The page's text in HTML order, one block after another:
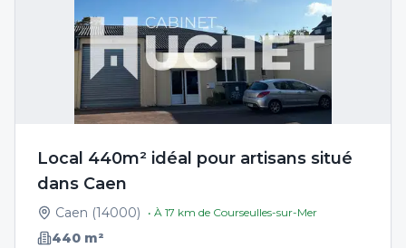
Local 440m² idéal pour artisans situé
dans Caen
Caen (14000) • À 17 km de Courseulles-sur-Mer
440 m²